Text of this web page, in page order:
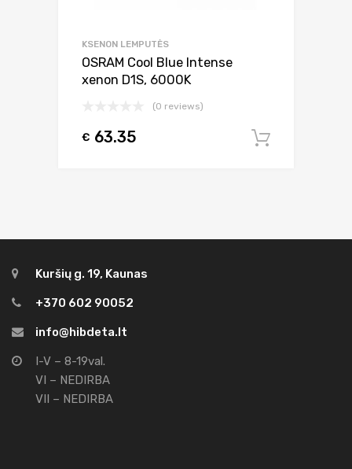
KSENON LEMPUTĖS
OSRAM Cool Blue Intense
xenon D1S, 6000K
(0 reviews)
€ 63.35
Kuršių g. 19, Kaunas
+370 602 90052
info@hibdeta.lt
I-V – 8-19val.
VI – NEDIRBA
VII – NEDIRBA